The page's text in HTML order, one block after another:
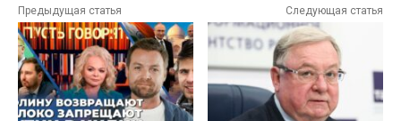
Предыдущая статья Следующая статья